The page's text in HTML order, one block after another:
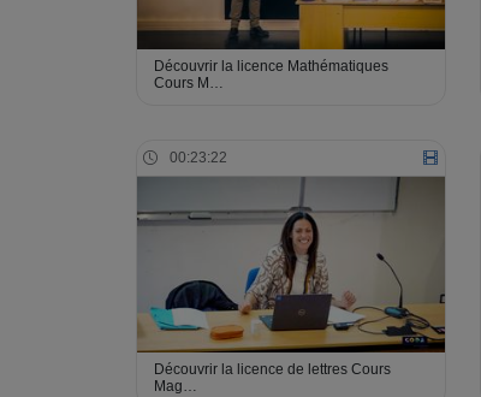
Découvrir la licence Mathématiques
Cours M…
00:23:22
Découvrir la licence de lettres Cours
Mag…